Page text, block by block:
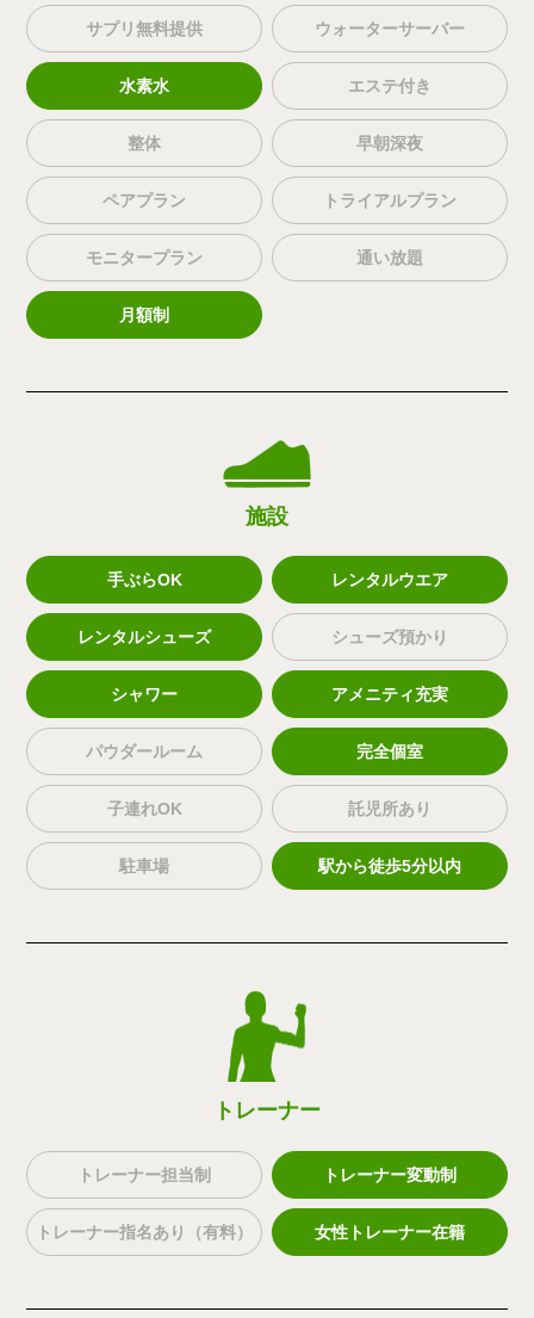
サプリ無料提供 ウォーターサーバー
水素水 エステ付き
整体 早朝深夜
ペアプラン トライアルプラン
モニタープラン 通い放題
月額制
施設
手ぶらOK レンタルウエア
レンタルシューズ シューズ預かり
シャワー アメニティ充実
パウダールーム 完全個室
子連れOK 託児所あり
駐車場 駅から徒歩5分以内
トレーナー
トレーナー担当制 トレーナー変動制
トレーナー指名あり（有料） 女性トレーナー在籍